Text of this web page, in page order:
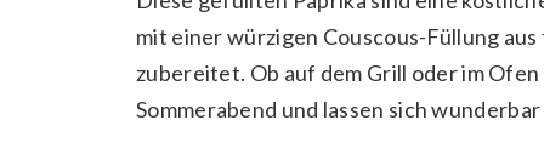
mit einer würzigen Couscous-Füllung
zubereitet. Ob auf dem Grill oder im
Sommerabend und lassen sich